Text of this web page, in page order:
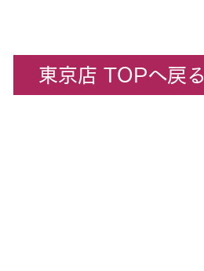
東京店 TOPへ戻